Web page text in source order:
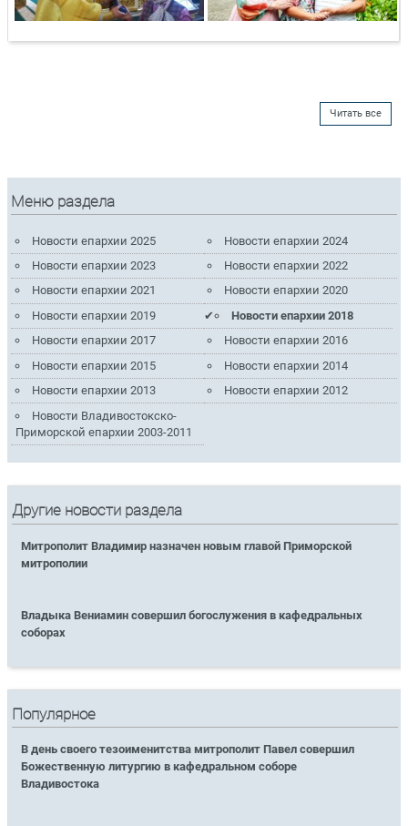
Читать все
Меню раздела
Новости епархии 2025
Новости епархии 2024
Новости епархии 2023
Новости епархии 2022
Новости епархии 2021
Новости епархии 2020
Новости епархии 2019
Новости епархии 2018
Новости епархии 2017
Новости епархии 2016
Новости епархии 2015
Новости епархии 2014
Новости епархии 2013
Новости епархии 2012
Новости Владивостокско-
Приморской епархии 2003-2011
Другие новости раздела
Митрополит Владимир назначен новым главой Приморской
митрополии
Владыка Вениамин совершил богослужения в кафедральных
соборах
Популярное
В день своего тезоименитства митрополит Павел совершил
Божественную литургию в кафедральном соборе
Владивостока